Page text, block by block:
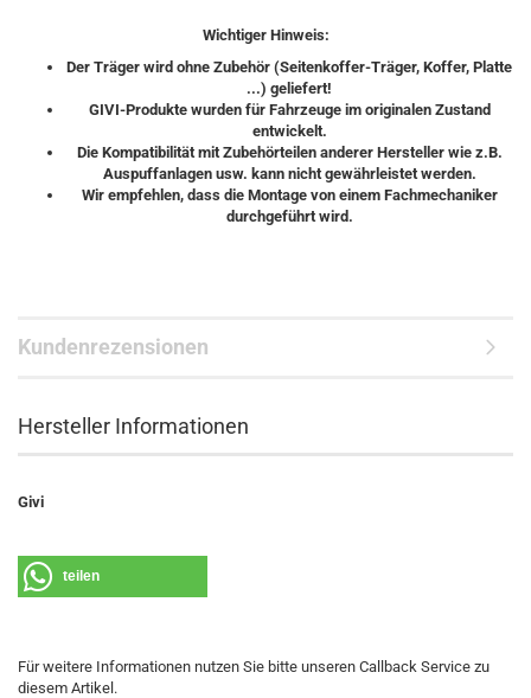
Wichtiger Hinweis:
Der Träger wird ohne Zubehör (Seitenkoffer-Träger, Koffer, Platte
...) geliefert!
GIVI-Produkte wurden für Fahrzeuge im originalen Zustand
entwickelt.
Die Kompatibilität mit Zubehörteilen anderer Hersteller wie z.B.
Auspuffanlagen usw. kann nicht gewährleistet werden.
Wir empfehlen, dass die Montage von einem Fachmechaniker
durchgeführt wird.
Kundenrezensionen
Hersteller Informationen
Givi
teilen
Für weitere Informationen nutzen Sie bitte unseren Callback Service zu
diesem Artikel.